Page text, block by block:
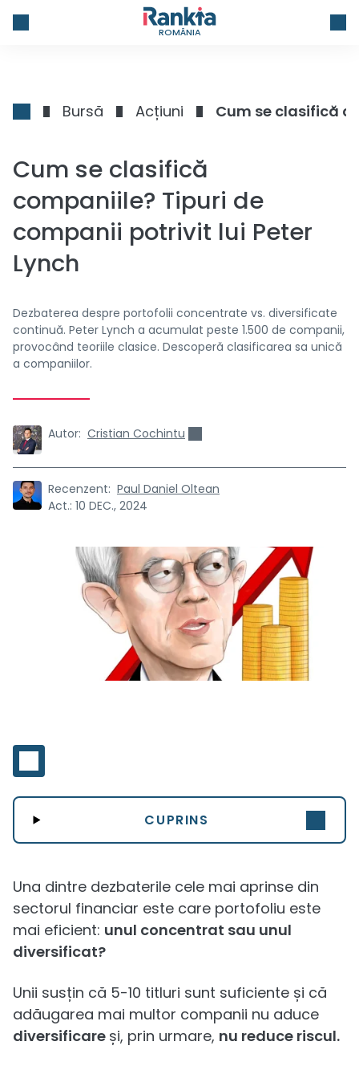
ROMÂNIA
Bursă Acțiuni Cum se clasifică
Cum se clasifică
companiile? Tipuri de
companii potrivit lui Peter
Lynch
Dezbaterea despre portofolii concentrate vs. diversificate
continuă. Peter Lynch a acumulat peste 1.500 de companii,
provocând teoriile clasice. Descoperă clasificarea sa unică
a companiilor.
Autor: Cristian Cochintu
Recenzent: Paul Daniel Oltean
Act.: 10 DEC., 2024
CUPRINS
Una dintre dezbaterile cele mai aprinse din
sectorul financiar este care portofoliu este
mai eficient: unul concentrat sau unul
diversificat?
Unii susțin că 5-10 titluri sunt suficiente și că
adăugarea mai multor companii nu aduce
diversificare și, prin urmare, nu reduce riscul.